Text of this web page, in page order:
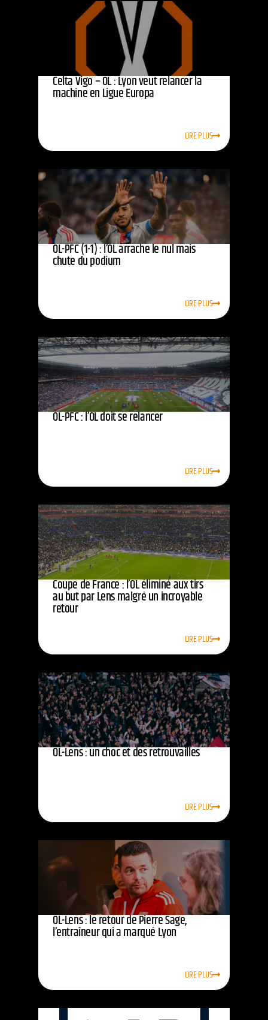
Celta Vigo – OL : Lyon veut relancer la
machine en Ligue Europa
LIRE PLUS
OL-PFC (1-1) : l’OL arrache le nul mais
chute du podium
LIRE PLUS
OL-PFC : l’OL doit se relancer
LIRE PLUS
Coupe de France : l’OL éliminé aux tirs
au but par Lens malgré un incroyable
retour
LIRE PLUS
OL-Lens : un choc et des retrouvailles
LIRE PLUS
OL-Lens : le retour de Pierre Sage,
l’entraîneur qui a marqué Lyon
LIRE PLUS